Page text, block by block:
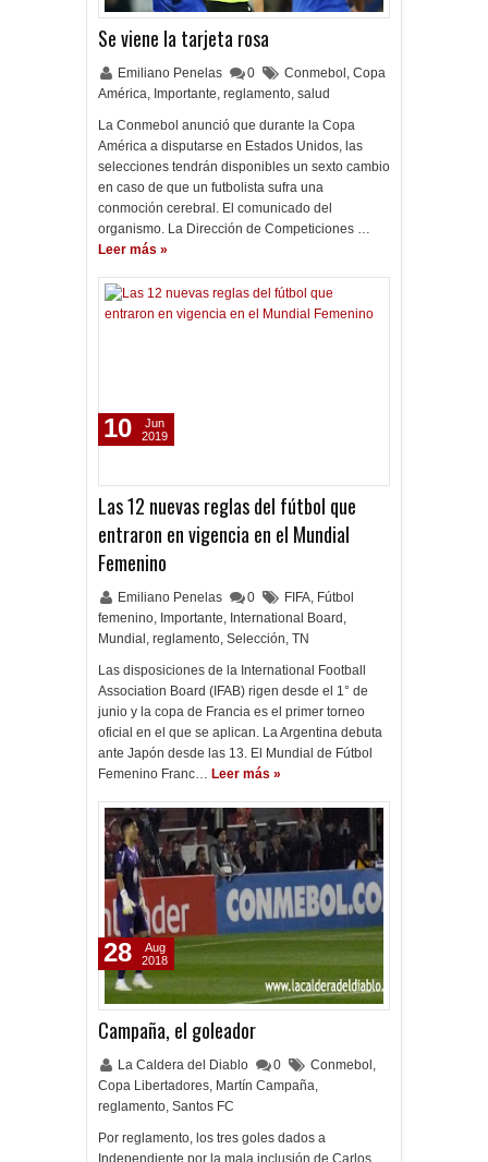
Se viene la tarjeta rosa
Emiliano Penelas 0 Conmebol , Copa
América, Importante, reglamento, salud
La Conmebol anunció que durante la Copa
América a disputarse en Estados Unidos, las
selecciones tendrán disponibles un sexto cambio
en caso de que un futbolista sufra una
conmoción cerebral. El comunicado del
organismo. La Dirección de Competiciones …
Leer más »
Las 12 nuevas reglas del fútbol que
entraron en vigencia en el Mundial
Femenino
Emiliano Penelas 0 FIFA, Fútbol
femenino, Importante, International Board ,
Mundial , reglamento, Selección, TN
Las disposiciones de la International Football
Association Board (IFAB) rigen desde el 1° de
junio y la copa de Francia es el primer torneo
oficial en el que se aplican. La Argentina debuta
ante Japón desde las 13. El Mundial de Fútbol
Femenino Franc… Leer más »
10
Jun
2019
Campaña, el goleador
La Caldera del Diablo 0 Conmebol ,
Copa Libertadores, Martín Campaña,
reglamento, Santos FC
Por reglamento, los tres goles dados a
Independiente por la mala inclusión de Carlos
28
Aug
2018